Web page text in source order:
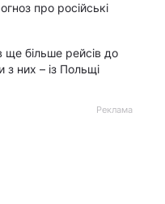
про російські
ще більше рейсів до
них – із Польщі
Реклама